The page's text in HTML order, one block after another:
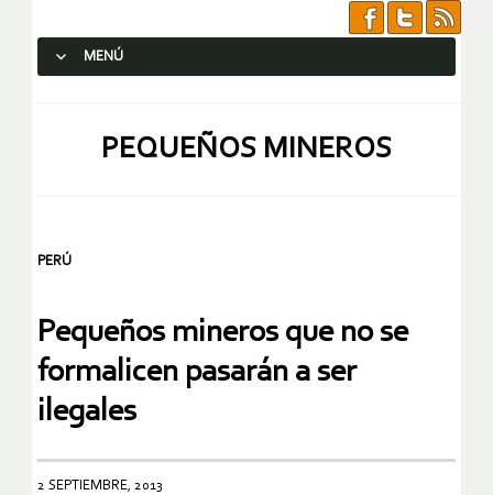
MENÚ
PEQUEÑOS MINEROS
PERÚ
Pequeños mineros que no se
formalicen pasarán a ser
ilegales
2 SEPTIEMBRE, 2013